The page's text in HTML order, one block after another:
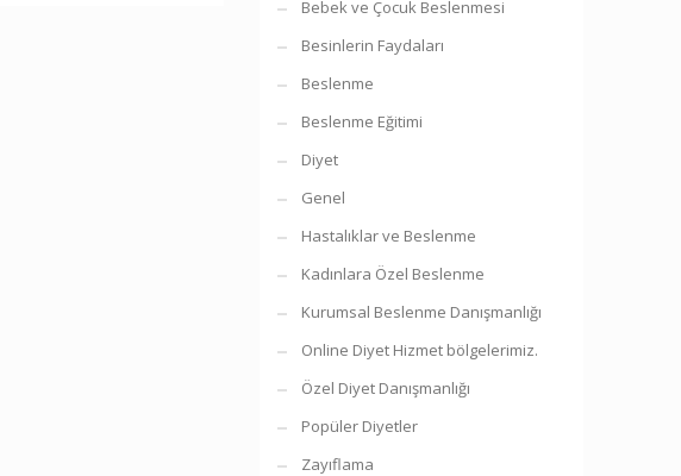
Bebek ve Çocuk Beslenmesi
Besinlerin Faydaları
Beslenme
Beslenme Eğitimi
Diyet
Genel
Hastalıklar ve Beslenme
Kadınlara Özel Beslenme
Kurumsal Beslenme Danışmanlığı
Online Diyet Hizmet bölgelerimiz.
Özel Diyet Danışmanlığı
Popüler Diyetler
Zayıflama